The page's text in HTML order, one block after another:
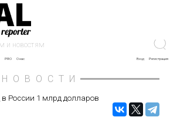
PRO О нас Вход Регистрация
НОВОСТИ
в России 1 млрд долларов